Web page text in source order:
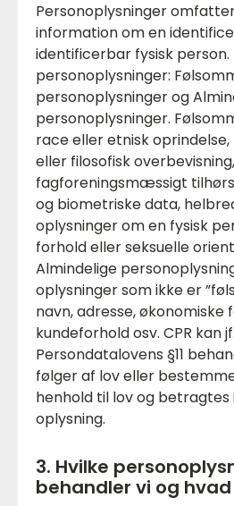
Personoplysninger
information om en
identificerbar fysisk
personoplysninger:
personoplysninger og
personoplysninger.
race eller etnisk oprindelse,
eller filosofisk overbevisning,
fagforeningsmæssigt
og biometriske data,
oplysninger om en fysisk
forhold eller seksuelle
Almindelige
oplysninger som ikke er
navn, adresse, økonomiske
kundeforhold osv. CPR kan jf.
Persondatalovens §11
følger af lov eller
henhold til lov og betragtes
oplysning.
3. Hvilke
behandler vi og